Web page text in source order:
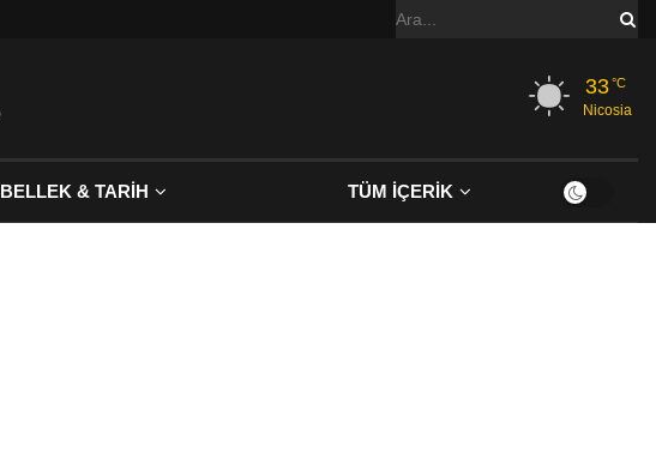
33°C
Nicosia
BELLEK & TARİH TÜM İÇERİK